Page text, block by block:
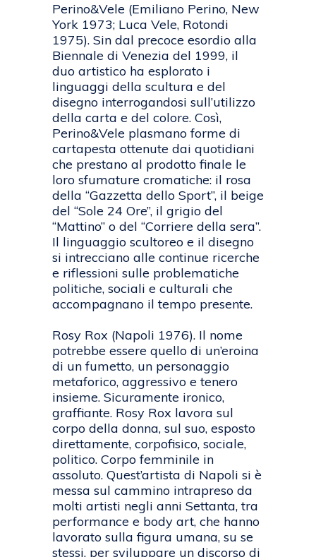
Perino&Vele (Emiliano Perino, New
York 1973; Luca Vele, Rotondi
1975). Sin dal precoce esordio alla
Biennale di Venezia del 1999, il
duo artistico ha esplorato i
linguaggi della scultura e del
disegno interrogandosi sull’utilizzo
della carta e del colore. Così,
Perino&Vele plasmano forme di
cartapesta ottenute dai quotidiani
che prestano al prodotto finale le
loro sfumature cromatiche: il rosa
della “Gazzetta dello Sport”, il beige
del “Sole 24 Ore”, il grigio del
“Mattino” o del “Corriere della sera”.
Il linguaggio scultoreo e il disegno
si intrecciano alle continue ricerche
e riflessioni sulle problematiche
politiche, sociali e culturali che
accompagnano il tempo presente.
Rosy Rox (Napoli 1976). Il nome
potrebbe essere quello di un’eroina
di un fumetto, un personaggio
metaforico, aggressivo e tenero
insieme. Sicuramente ironico,
graffiante. Rosy Rox lavora sul
corpo della donna, sul suo, esposto
direttamente, corpofisico, sociale,
politico. Corpo femminile in
assoluto. Quest’artista di Napoli si è
messa sul cammino intrapreso da
molti artisti negli anni Settanta, tra
performance e body art, che hanno
lavorato sulla figura umana, su se
stessi, per sviluppare un discorso di